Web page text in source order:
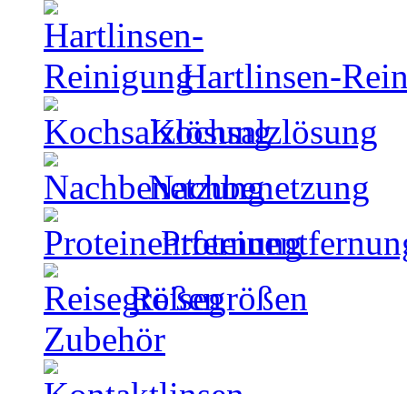
Hartlinsen-
Kochsalzlösung
Nachbenetzung
Reisegrößen
Zubehör